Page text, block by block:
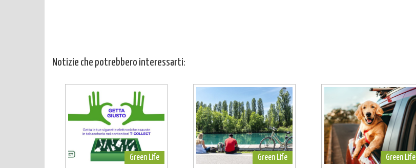
Notizie che potrebbero interessarti:
Green Life Green Life Green Life